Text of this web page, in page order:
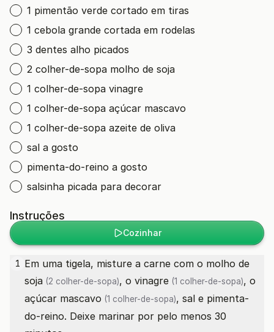
1 pimentão verde cortado em tiras
1 cebola grande cortada em rodelas
3 dentes alho picados
2 colher-de-sopa molho de soja
1 colher-de-sopa vinagre
1 colher-de-sopa açúcar mascavo
1 colher-de-sopa azeite de oliva
sal a gosto
pimenta-do-reino a gosto
salsinha picada para decorar
Instruções
Cozinhar
1 Em uma tigela, misture a carne com o molho de
soja (2 colher-de-sopa), o vinagre (1 colher-de-sopa), o
açúcar mascavo (1 colher-de-sopa), sal e pimenta-
do-reino. Deixe marinar por pelo menos 30